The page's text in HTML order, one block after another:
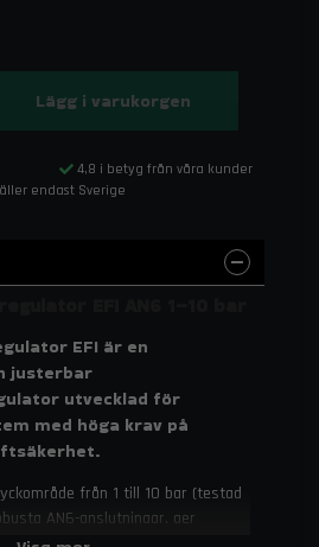
Lägg i varukorgen
4,8 i betyg från våra kunder
endast Sverige
EFI är en
justerbar
utvecklad för
med höga krav på
från 1 till 10 bar (testad
AN6-anslutningar, ger